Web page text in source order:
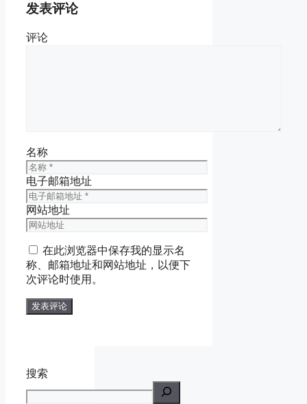
发表评论
评论
名称
电子邮箱地址
网站地址
在此浏览器中保存我的显示名
称、邮箱地址和网站地址，以便下
次评论时使用。
搜索